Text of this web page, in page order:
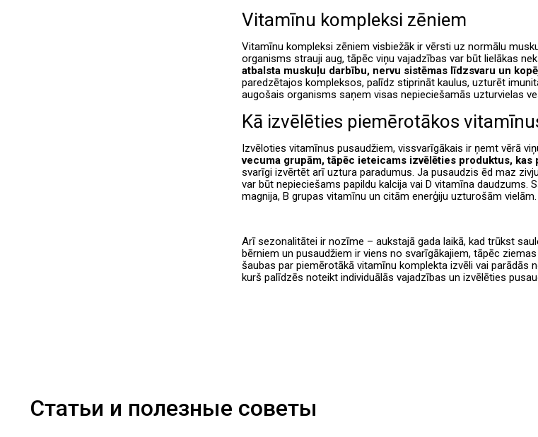
Vitamīnu kompleksi zēniem
Vitamīnu kompleksi zēniem visbiežāk ir vērsti uz normālu
organisms strauji aug, tāpēc viņu vajadzības var būt lielākas
atbalsta muskuļu darbību, nervu sistēmas līdzsvaru un
paredzētajos kompleksos, palīdz stiprināt kaulus, uzturēt
augošais organisms saņem visas nepieciešamās uzturvielas
Kā izvēlēties piemērotākos
Izvēloties vitamīnus pusaudžiem, vissvarīgākais ir ņemt vērā
vecuma grupām, tāpēc ieteicams izvēlēties produktus,
svarīgi izvērtēt arī uztura paradumus. Ja pusaudzis ēd maz
var būt nepieciešams papildu kalcija vai D vitamīna
magnija, B grupas vitamīnu un citām enerģiju uzturošām vielām.
Arī sezonalitātei ir nozīme – aukstajā gada laikā, kad trūkst
bērniem un pusaudžiem ir viens no svarīgākajiem, tāpēc
šaubas par piemērotākā vitamīnu komplekta izvēli vai
kurš palīdzēs noteikt individuālās vajadzības un izvēlēties
Статьи и полезные советы